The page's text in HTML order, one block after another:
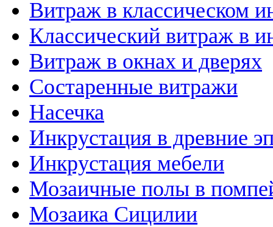
Витраж в классическом
Классический витраж в
Витраж в окнах и дверях
Состаренные витражи
Насечка
Инкрустация в древние
Инкрустация мебели
Мозаичные полы в
Мозаика Сицилии